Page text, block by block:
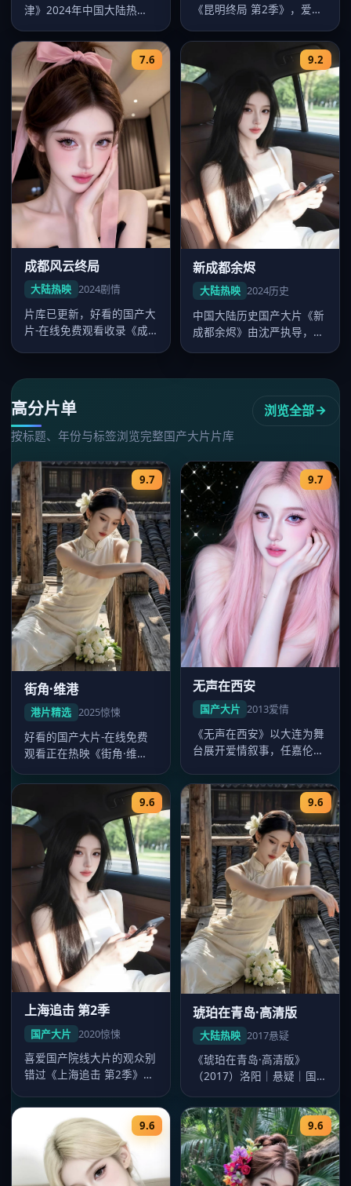
津》2024年中国大陆热
衔，畅看好看…
《昆明终局 第2季》，爱情
出色，2…
7.6
成都风云终局
大陆热映 2024剧情
片库已更新，好看的国产大
片-在线免费观看收录《成
9.2
新成都余烬
大陆热映 2024历史
中国大陆历史国产大片《新
成都余烬》由沈严执导，卡
高分片单
按标题、年份与标签浏览完整国产大片片库
浏览全部
9.7
街角·维港
港片精选 2025惊悚
好看的国产大片-在线免费
观看正在热映《街角·维
朝伟主演，…
9.7
无声在西安
国产大片 2013爱情
《无声在西安》以大连为舞
台展开爱情叙事，任嘉伦、
月1…
9.6
上海追击 第2季
国产大片 2020惊悚
喜爱国产院线大片的观众别
错过《上海追击 第2季》
丽热巴…
9.6
琥珀在青岛·高清版
大陆热映 2017悬疑
《琥珀在青岛·高清版》
（2017）洛阳｜悬疑｜国
丽热巴、…
9.6 9.6